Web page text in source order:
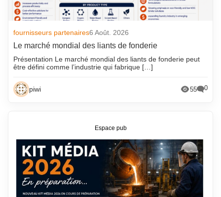
fournisseurs partenaires6 Août. 2026
Le marché mondial des liants de fonderie
Présentation Le marché mondial des liants de fonderie peut
être défini comme l’industrie qui fabrique […]
piwi 55 0
Espace pub